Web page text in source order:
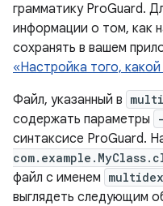
грамматику ProGuard.
информации о том, как
сохранять в вашем
«Настройка того,
Файл, указанный в
содержать параметры
синтаксисе ProGuard.
файл с именем
выглядеть следующим